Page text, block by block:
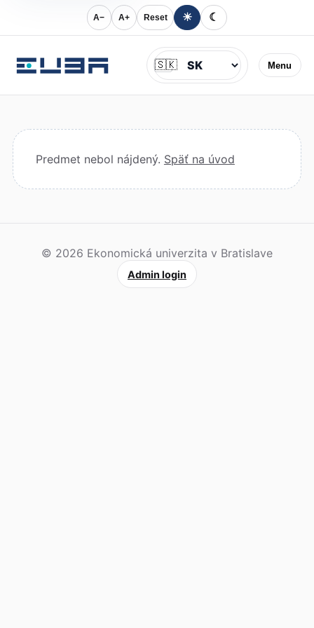
A− A+ Reset ☀ ☾
Menu
Jazyk
🇸🇰
Predmet nebol nájdený. Späť na úvod
© 2026 Ekonomická univerzita v Bratislave
Admin login